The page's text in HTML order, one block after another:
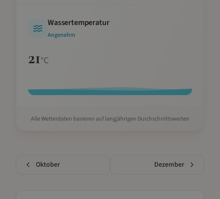
Wassertemperatur
Angenehm
21°C
Alle Wetterdaten basieren auf langjährigen Durchschnittswerten
Oktober Dezember